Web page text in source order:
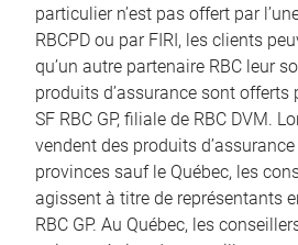
particulier n’est pas offert par
RBCPD ou par FIRI, les clients
qu’un autre partenaire RBC leur
produits d’assurance sont offerts
SF RBC GP, filiale de RBC DVM.
vendent des produits
provinces sauf le Québec, les
agissent à titre de représentants
RBC GP. Au Québec, les